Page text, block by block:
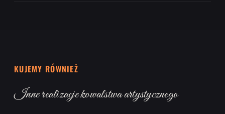
KUJEMY RÓWNIEŻ
Inne realizacje kowalstwa artystycznego